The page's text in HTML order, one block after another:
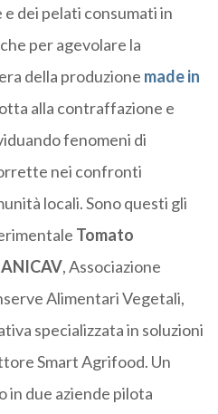
dei pelati consumati in
per agevolare la
della produzione made in
alla contraffazione e
fenomeni di
nei confronti
locali. Sono questi gli
Tomato
ANICAV, Associazione
Alimentari Vegetali,
specializzata in soluzioni
Smart Agrifood. Un
in due aziende pilota